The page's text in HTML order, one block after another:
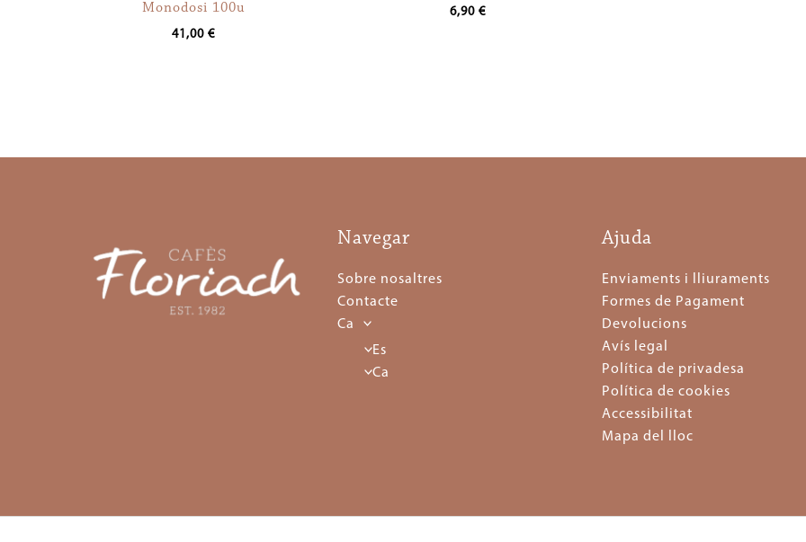
Monodosi 100u
41,00 €
6,90 €
Navegar
Sobre nosaltres
Contacte
Ca
Es
Ca
Ajuda
Enviaments i lliuraments
Formes de Pagament
Devolucions
Avís legal
Política de privadesa
Política de cookies
Accessibilitat
Mapa del lloc